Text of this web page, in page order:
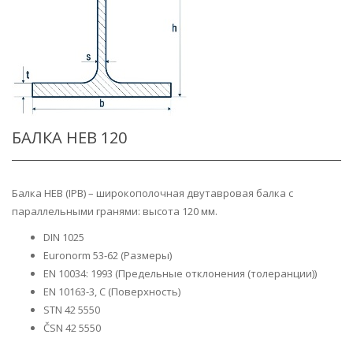
БАЛКА HEB 120
Балка HEB (IPB) – широкополочная двутавровая балка с
параллельными гранями: высота 120 мм.
DIN 1025
Euronorm 53-62 (Размеры)
EN 10034: 1993 (Предельные отклонения (толеранции))
EN 10163-3, C (Поверхность)
STN 42 5550
ČSN 42 5550